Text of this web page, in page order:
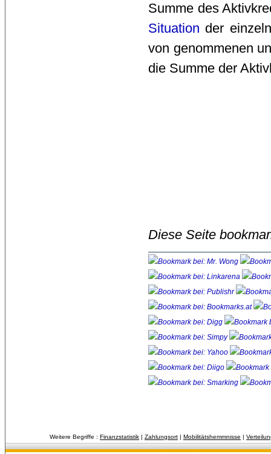
Summe des
Situation der
von genommenen
die Summe der
Diese Seite
Weitere Begriffe : Finanzstatistik | Zahlungsort | Mobilitätshemmnisse |